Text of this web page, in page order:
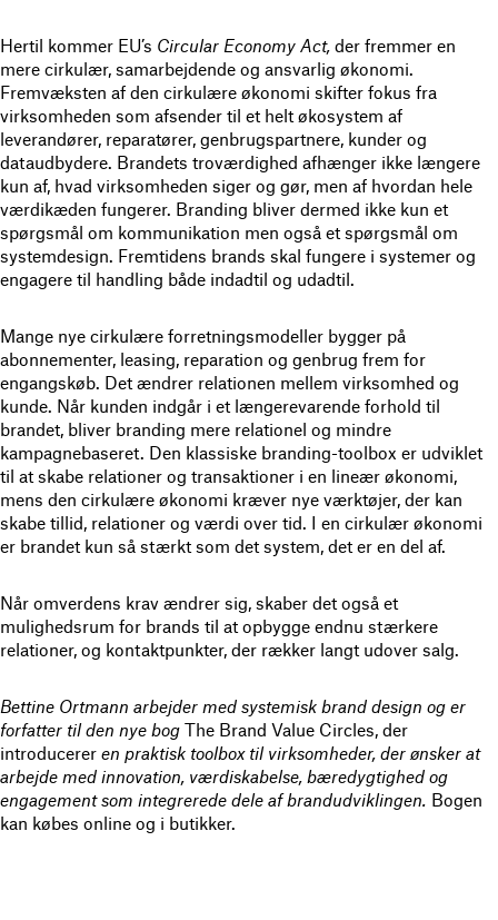
Hertil kommer EU’s Circular Economy Act, der fremmer en
mere cirkulær, samarbejdende og ansvarlig økonomi.
Fremvæksten af den cirkulære økonomi skifter fokus fra
virksomheden som afsender til et helt økosystem af
leverandører, reparatører, genbrugspartnere, kunder og
dataudbydere. Brandets troværdighed afhænger ikke længere
kun af, hvad virksomheden siger og gør, men af hvordan hele
værdikæden fungerer. Branding bliver dermed ikke kun et
spørgsmål om kommunikation men også et spørgsmål om
systemdesign. Fremtidens brands skal fungere i systemer og
engagere til handling både indadtil og udadtil.
Mange nye cirkulære forretningsmodeller bygger på
abonnementer, leasing, reparation og genbrug frem for
engangskøb. Det ændrer relationen mellem virksomhed og
kunde. Når kunden indgår i et længerevarende forhold til
brandet, bliver branding mere relationel og mindre
kampagnebaseret. Den klassiske branding-toolbox er udviklet
til at skabe relationer og transaktioner i en lineær økonomi,
mens den cirkulære økonomi kræver nye værktøjer, der kan
skabe tillid, relationer og værdi over tid. I en cirkulær økonomi
er brandet kun så stærkt som det system, det er en del af.
Når omverdens krav ændrer sig, skaber det også et
mulighedsrum for brands til at opbygge endnu stærkere
relationer, og kontaktpunkter, der rækker langt udover salg.
Bettine Ortmann arbejder med systemisk brand design og er
forfatter til den nye bog The Brand Value Circles, der
introducerer en praktisk toolbox til virksomheder, der ønsker at
arbejde med innovation, værdiskabelse, bæredygtighed og
engagement som integrerede dele af brandudviklingen. Bogen
kan købes online og i butikker.